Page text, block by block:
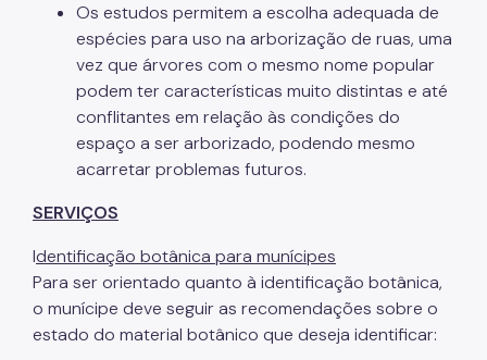
Os estudos permitem a escolha adequada de
espécies para uso na arborização de ruas, uma
vez que árvores com o mesmo nome popular
podem ter características muito distintas e até
conflitantes em relação às condições do
espaço a ser arborizado, podendo mesmo
acarretar problemas futuros.
SERVIÇOS
Identificação botânica para munícipes
Para ser orientado quanto à identificação botânica,
o munícipe deve seguir as recomendações sobre o
estado do material botânico que deseja identificar: